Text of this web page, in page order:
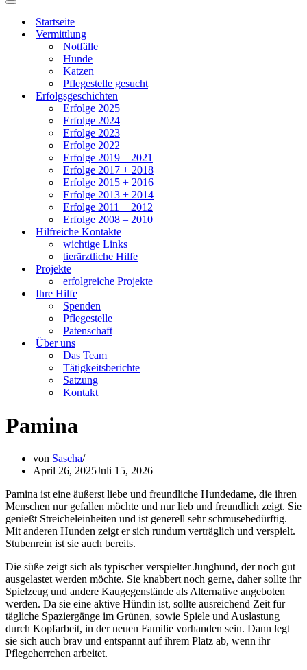
Navigationsmenü
Startseite
Vermittlung
Notfälle
Hunde
Katzen
Pflegestelle gesucht
Erfolgsgeschichten
Erfolge 2025
Erfolge 2024
Erfolge 2023
Erfolge 2022
Erfolge 2019 – 2021
Erfolge 2017 + 2018
Erfolge 2015 + 2016
Erfolge 2013 + 2014
Erfolge 2011 + 2012
Erfolge 2008 – 2010
Hilfreiche Kontakte
wichtige Links
tierärztliche Hilfe
Projekte
erfolgreiche Projekte
Ihre Hilfe
Spenden
Pflegestelle
Patenschaft
Über uns
Das Team
Tätigkeitsberichte
Satzung
Kontakt
Pamina
von Sascha
April 26, 2025Juli 15, 2026
Pamina ist eine äußerst liebe und freundliche Hundedame, die ihren
Menschen nur gefallen möchte und nur lieb und freundlich zeigt. Sie
genießt Streicheleinheiten und ist generell sehr schmusebedürftig.
Mit anderen Hunden zeigt er sich rundum verträglich und verspielt.
Stubenrein ist sie auch bereits.
Die süße zeigt sich als typischer verspielter Junghund, der noch gut
ausgelastet werden möchte. Sie knabbert noch gerne, daher sollte ihr
Spielzeug und andere Kaugegenstände als Alternative angeboten
werden. Da sie eine aktive Hündin ist, sollte ausreichend Zeit für
tägliche Spaziergänge im Grünen, sowie Spiele und Auslastung
durch Kopfarbeit, in der neuen Familie vorhanden sein. Dann legt
sie sich auch brav und entspannt auf ihrem Platz ab, wenn ihr
Pflegeherrchen arbeitet.